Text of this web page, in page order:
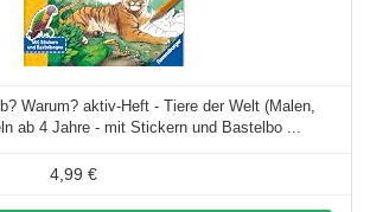
Warum? aktiv-Heft - Tiere der Welt (Malen,
ab 4 Jahre - mit Stickern und Bastelbo ...
4,99 €